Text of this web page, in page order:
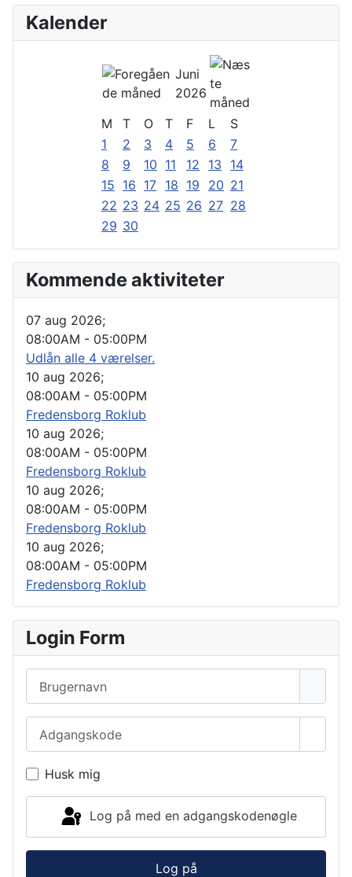
Kalender
Juni
2026
M
T O T F L
S
1
2 3 4 5 6
7
8
9 10 11 12 13
14
15 16 17 18 19 20 21
22 23 24 25 26 27 28
29 30
Kommende aktiviteter
07 aug 2026;
08:00AM - 05:00PM
Udlån alle 4 værelser.
10 aug 2026;
08:00AM - 05:00PM
Fredensborg Roklub
10 aug 2026;
08:00AM - 05:00PM
Fredensborg Roklub
10 aug 2026;
08:00AM - 05:00PM
Fredensborg Roklub
10 aug 2026;
08:00AM - 05:00PM
Fredensborg Roklub
Login Form
Husk mig
Log på med en adgangskodenøgle
Log på